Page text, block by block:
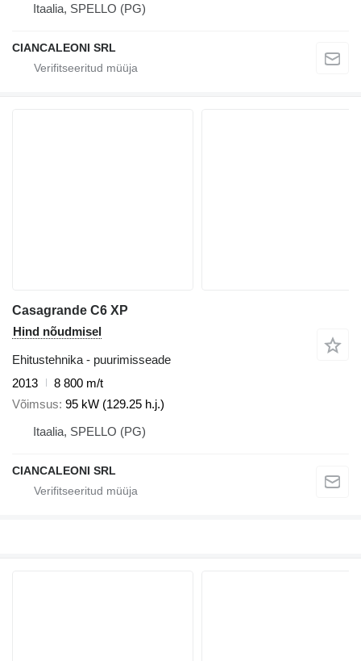
Itaalia, SPELLO (PG)
CIANCALEONI SRL
Casagrande C6 XP
Hind nõudmisel
Ehitustehnika - puurimisseade
2013
8 800 m/t
Võimsus 95 kW (129.25 h.j.)
Itaalia, SPELLO (PG)
CIANCALEONI SRL